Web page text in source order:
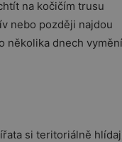
na kočičím trusu
nebo později najdou
několika dnech
si teritoriálně